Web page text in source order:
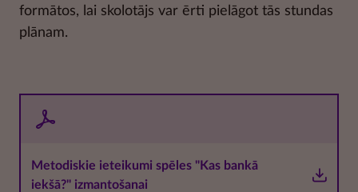
formātos, lai skolotājs var ērti pielāgot tās stundas
plānam.
Metodiskie ieteikumi spēles "Kas bankā
iekšā?" izmantošanai